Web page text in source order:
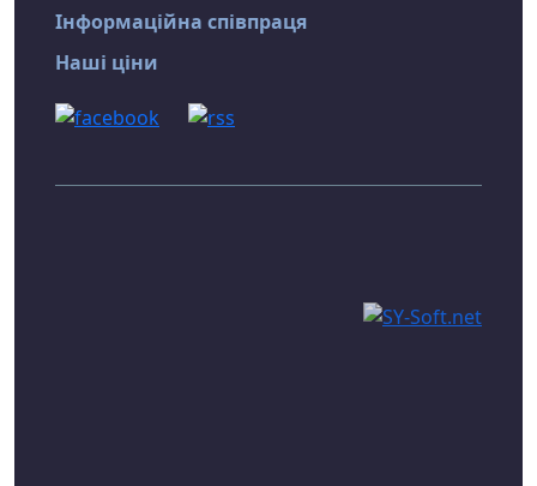
Інформаційна співпраця
Наші ціни